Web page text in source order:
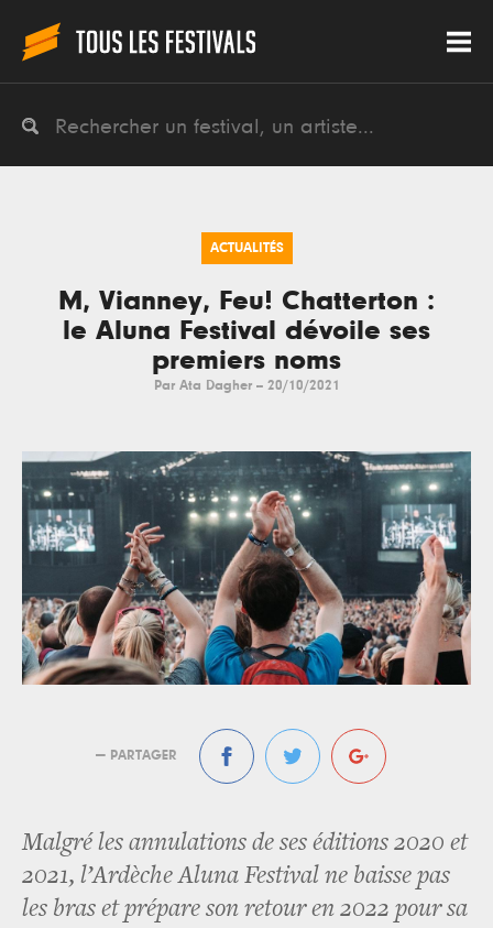
ACTUALITÉS
M, Vianney, Feu! Chatterton :
le Aluna Festival dévoile ses
premiers noms
Par Ata Dagher -- 20/10/2021
— PARTAGER
Malgré les annulations de ses éditions 2020 et
2021, l’Ardèche Aluna Festival ne baisse pas
les bras et prépare son retour en 2022 pour sa